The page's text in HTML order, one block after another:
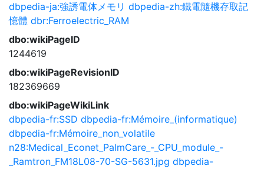
dbpedia-ja:強誘電体メモリ dbpedia-zh:鐵電隨機存取記
憶體 dbr:Ferroelectric_RAM
dbo:wikiPageID
1244619
dbo:wikiPageRevisionID
182369669
dbo:wikiPageWikiLink
dbpedia-fr:SSD dbpedia-fr:Mémoire_(informatique)
dbpedia-fr:Mémoire_non_volatile
n28:Medical_Econet_PalmCare_-_CPU_module_-
_Ramtron_FM18L08-70-SG-5631.jpg dbpedia-